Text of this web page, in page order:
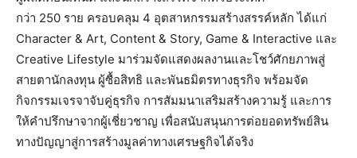
กว่า 250 ราย ครอบคลุม 4 อุตสาหกรรมสร้างสรรค์หลัก ได้แก่
Character & Art, Content & Story, Game & Interactive และ
Creative Lifestyle มาร่วมจัดแสดงผลงานและโชว์ศักยภาพสู่
สายตานักลงทุน ผู้ซื้อสิทธิ และพันธมิตรทางธุรกิจ พร้อมจัด
กิจกรรมเจรจาจับคู่ธุรกิจ การสัมมนาเสริมสร้างความรู้ และการ
ให้คำปรึกษาจากผู้เชี่ยวชาญ เพื่อสนับสนุนการต่อยอดทรัพย์สิน
ทางปัญญาสู่การสร้างมูลค่าทางเศรษฐกิจได้จริง